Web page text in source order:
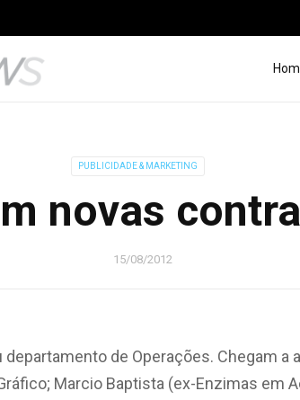
PUBLICIDADE & MARKETING
novas
15/08/2012
de Operações. Chegam a
Marcio Baptista (ex-Enzimas em